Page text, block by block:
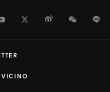
YoutubeTwitterWeiboWeChat
VICINO